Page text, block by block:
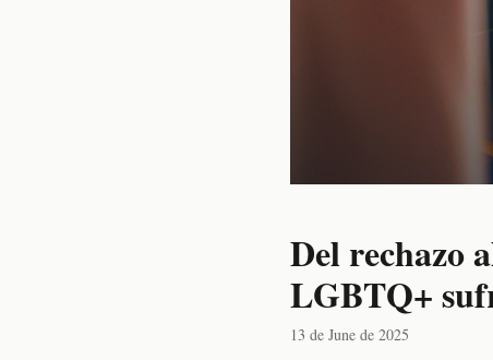
Del rechazo
LGBTQ+
13 de June de 2025